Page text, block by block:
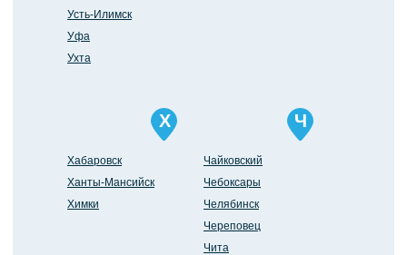
Усть-Илимск
Уфа
Ухта
Х
Хабаровск
Ханты-Мансийск
Химки
Ч
Чайковский
Чебоксары
Челябинск
Череповец
Чита